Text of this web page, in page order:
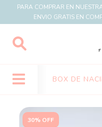
PARA COMPRAR EN
ENVIO GRATIS EN
BOX DE
30% OFF